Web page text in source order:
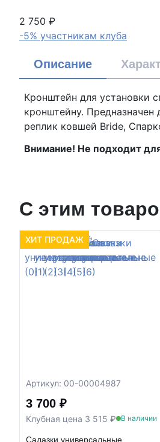
2 750 ₽
-5% участникам клуба
Описание
Кронштейн для установки
кронштейну. Предназначен
реплик ковшей Bride,
Внимание! Не подходит
С этим
ХИТ ПРОДАЖ
Артикул: 00-00004987
3 700 ₽
Клубная цена 3 515 ₽ В наличии
Салазки универсальные